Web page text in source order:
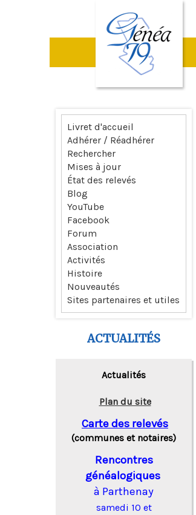
La revue n° 127
Livret d'accueil
Adhérer / Réadhérer
Rechercher
Mises à jour
État des relevés
Blog
YouTube
Facebook
Forum
Association
Activités
Histoire
Nouveautés
Sites partenaires et utiles
ACTUALITÉS
Actualités
Plan du site
Carte des relevés
(communes et notaires)
Rencontres
généalogiques
à Parthenay
samedi 10 et